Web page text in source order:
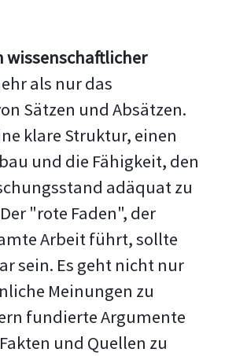
wissenschaftlicher
als nur das
Sätzen und Absätzen.
klare Struktur, einen
und die Fähigkeit, den
adäquat zu
"rote Faden", der
Arbeit führt, sollte
sein. Es geht nicht nur
Meinungen zu
fundierte Argumente
und Quellen zu